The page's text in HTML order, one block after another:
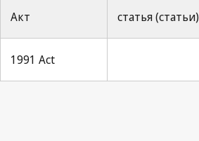
Акт статья (статьи)
1991 Act